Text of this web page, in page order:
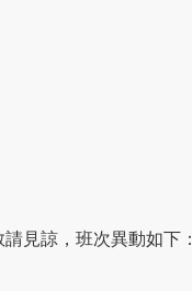
見諒，班次異動如下：